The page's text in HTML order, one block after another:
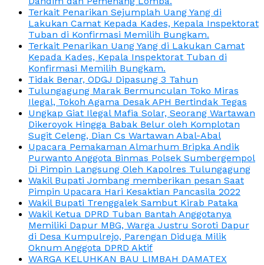
Terkait Penarikan Sejumplah Uang Yang di
Lakukan Camat Kepada Kades, Kepala Inspektorat
Tuban di Konfirmasi Memilih Bungkam.
Terkait Penarikan Uang Yang di Lakukan Camat
Kepada Kades, Kepala Inspektorat Tuban di
Konfirmasi Memilih Bungkam.
Tidak Benar, ODGJ Dipasung 3 Tahun
Tulungagung Marak Bermunculan Toko Miras
Ilegal, Tokoh Agama Desak APH Bertindak Tegas
Ungkap Giat Ilegal Mafia Solar, Seorang Wartawan
Dikeroyok Hingga Babak Belur oleh Komplotan
Sugit Celeng, Dian Cs Wartawan Abal-Abal
Upacara Pemakaman Almarhum Bripka Andik
Purwanto Anggota Binmas Polsek Sumbergempol
Di Pimpin Langsung Oleh Kapolres Tulungagung
Wakil Bupati Jombang memberikan pesan Saat
Pimpin Upacara Hari Kesaktian Pancasila 2022
Wakil Bupati Trenggalek Sambut Kirab Pataka
Wakil Ketua DPRD Tuban Bantah Anggotanya
Memiliki Dapur MBG, Warga Justru Soroti Dapur
di Desa Kumpulrejo, Parengan Diduga Milik
Oknum Anggota DPRD Aktif
WARGA KELUHKAN BAU LIMBAH DAMATEX